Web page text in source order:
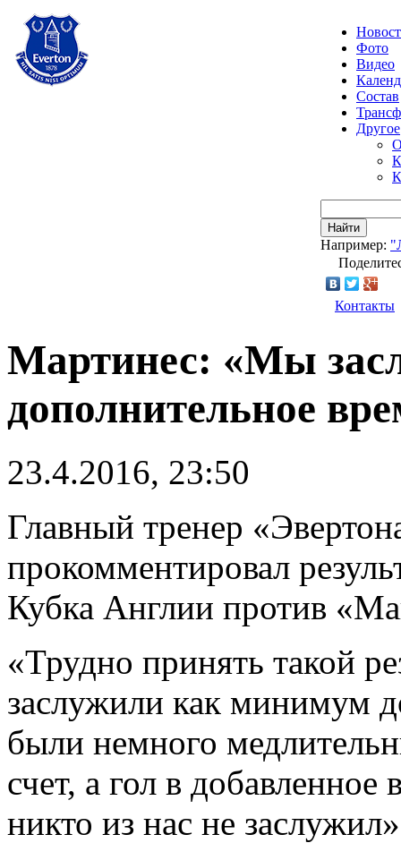
Фото
Видео
Состав
Другое
Найти
Например:
Контакты
Мартинес: «Мы
дополнительное
23.4.2016, 23:50
Главный тренер
прокомментировал
Кубка Англии против
«Трудно принять такой
заслужили как минимум
были немного
счет, а гол в добавленное
никто из нас не